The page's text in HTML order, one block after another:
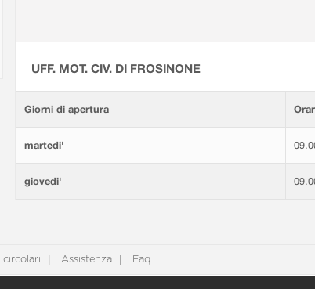
UFF. MOT. CIV. DI FROSINONE
Giorni di apertura
martedi'
giovedi'
circolari Assistenza Faq